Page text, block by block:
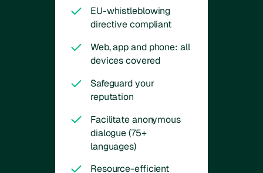
EU-whistleblowing
directive compliant
Web, app and phone: all
devices covered
Safeguard your
reputation
Facilitate anonymous
dialogue (75+
languages)
Resource-efficient